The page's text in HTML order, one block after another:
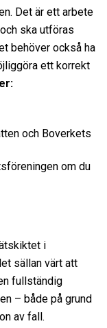
Det är ett arbete
ska utföras
behöver också ha
ett korrekt
och Boverkets
om du
i
sällan värt att
fullständig
– både på grund
av fall.